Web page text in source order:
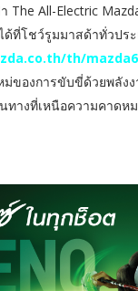
The All-Electric
ด้ที่โชว์รูมมาสด้าทั่วปร
th/
ม่ของการขับขี่ด้วยพลัง
ทางที่เหนือความคาดห